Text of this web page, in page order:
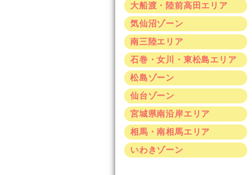
大船渡・陸前高田エリア
気仙沼ゾーン
南三陸エリア
石巻・女川・東松島エリア
松島ゾーン
仙台ゾーン
宮城県南沿岸エリア
相馬・南相馬エリア
いわきゾーン